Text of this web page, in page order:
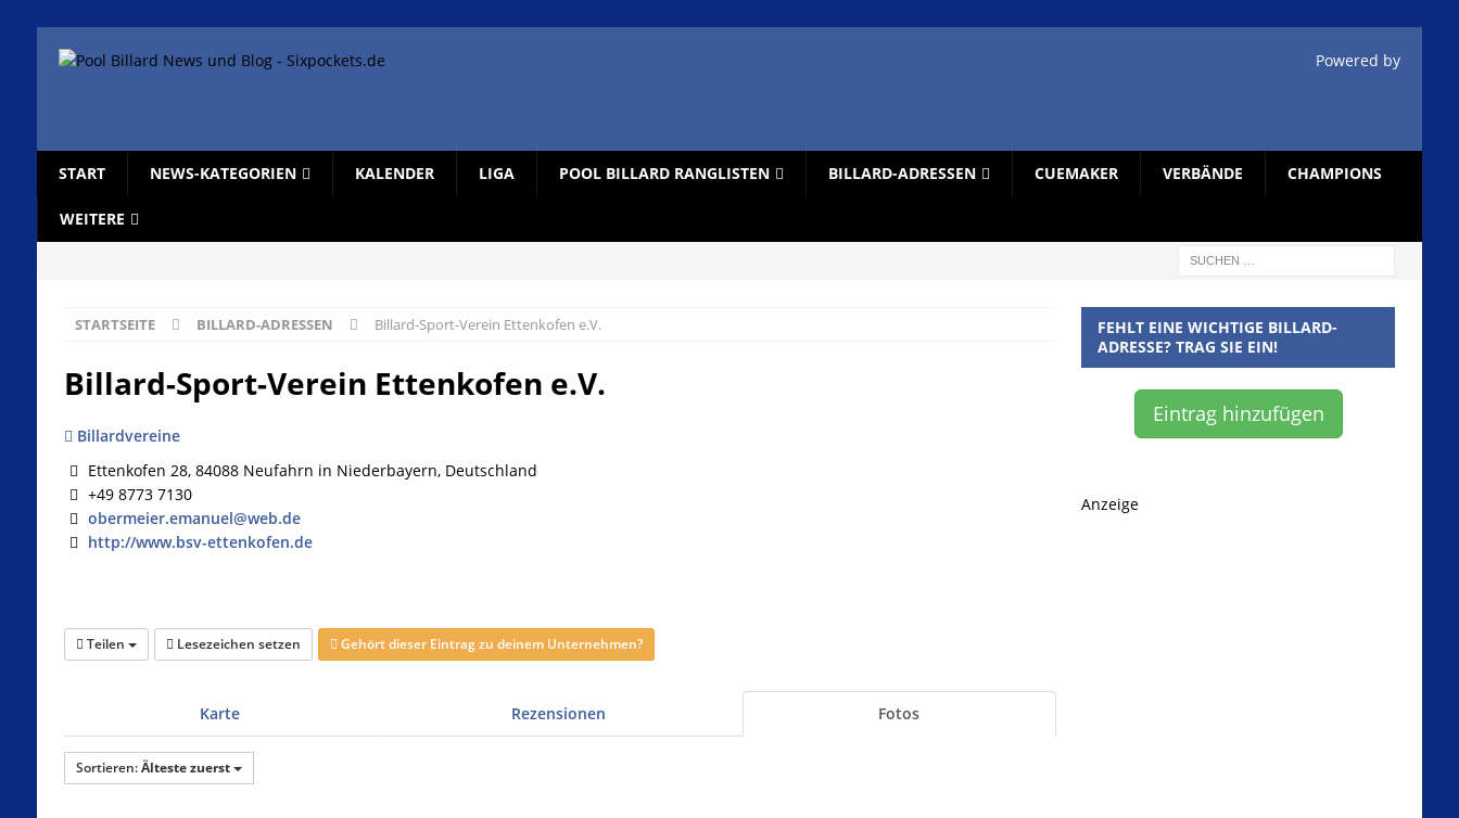
Powered by
START NEWS-KATEGORIEN KALENDER LIGA POOL BILLARD RANGLISTEN BILLARD-ADRESSEN CUEMAKER VERBÄNDE CHAMPIONS
WEITERE
STARTSEITE BILLARD-ADRESSEN Billard-Sport-Verein Ettenkofen e.V.
Billard-Sport-Verein Ettenkofen e.V.
Billardvereine
Ettenkofen 28, 84088 Neufahrn in Niederbayern, Deutschland
+49 8773 7130
obermeier.emanuel@web.de
http://www.bsv-ettenkofen.de
Teilen Lesezeichen setzen Gehört dieser Eintrag zu deinem Unternehmen?
Karte Rezensionen Fotos
Sortieren:Älteste zuerst
FEHLT EINE WICHTIGE BILLARD-
ADRESSE? TRAG SIE EIN!
Eintrag hinzufügen
Anzeige